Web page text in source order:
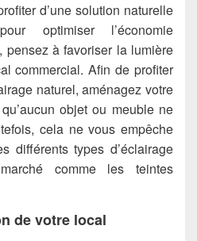
d’une solution naturelle
optimiser l’économie
pensez à favoriser la lumière
commercial. Afin de profiter
naturel, aménagez votre
objet ou meuble ne
cela ne vous empêche
différents types d’éclairage
comme les teintes
de votre local